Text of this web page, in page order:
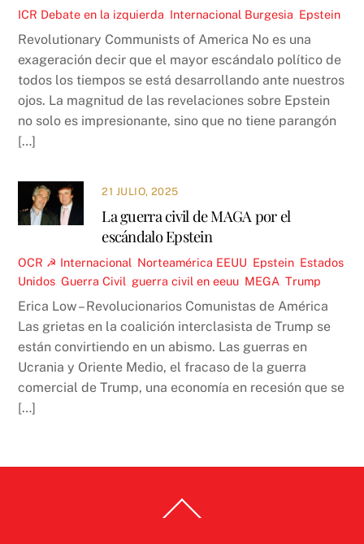
ICR Debate en la izquierda Internacional Burgesia Epstein
Revolutionary Communists of America No es una
exageración decir que el mayor escándalo político de
todos los tiempos se está desarrollando ante nuestros
ojos. La magnitud de las revelaciones sobre Epstein
no solo es impresionante, sino que no tiene parangón
[…]
21 JULIO, 2025
La guerra civil de MAGA por el
escándalo Epstein
OCR ☭ Internacional Norteamérica EEUU Epstein Estados
Unidos ,Guerra Civil guerra civil en eeuu MEGA ,Trump
Erica Low – Revolucionarios Comunistas de América
Las grietas en la coalición interclasista de Trump se
están convirtiendo en un abismo. Las guerras en
Ucrania y Oriente Medio, el fracaso de la guerra
comercial de Trump, una economía en recesión que se
[…]
To